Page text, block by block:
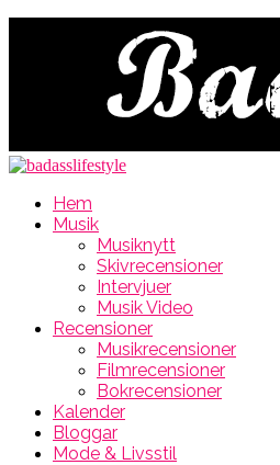
Hem
Musik
Musiknytt
Skivrecensioner
Intervjuer
Musik Video
Recensioner
Musikrecensioner
Filmrecensioner
Bokrecensioner
Kalender
Bloggar
Mode & Livsstil